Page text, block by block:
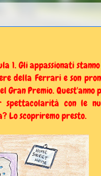
1. Gli appassionati
della Ferrari e son
Gran Premio. Quest'anno
spettacolarità con le
Lo scopriremo presto.